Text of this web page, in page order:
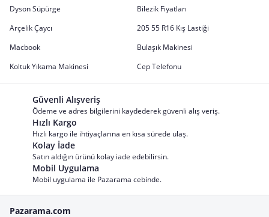
Dyson Süpürge
Bilezik Fiyatları
Arçelik Çaycı
205 55 R16 Kış Lastiği
Macbook
Bulaşık Makinesi
Koltuk Yıkama Makinesi
Cep Telefonu
Güvenli Alışveriş
Ödeme ve adres bilgilerini kaydederek güvenli alış veriş.
Hızlı Kargo
Hızlı kargo ile ihtiyaçlarına en kısa sürede ulaş.
Kolay İade
Satın aldığın ürünü kolay iade edebilirsin.
Mobil Uygulama
Mobil uygulama ile Pazarama cebinde.
Pazarama.com